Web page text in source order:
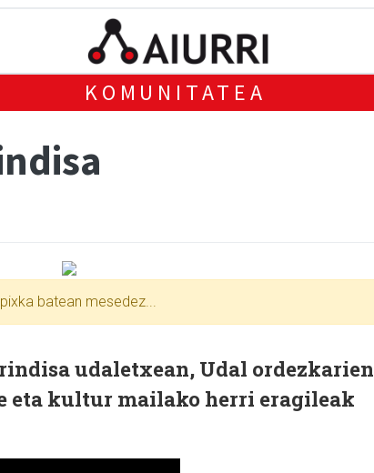
KOMUNITATEA
batean mesedez...
udaletxean, Udal ordezkarien
eta kultur mailako herri eragileak